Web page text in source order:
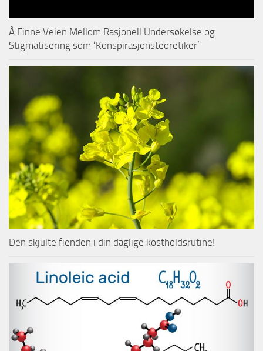
Å Finne Veien Mellom Rasjonell Undersøkelse og
Stigmatisering som ‘Konspirasjonsteoretiker’
Den skjulte fienden i din daglige kostholdsrutine!